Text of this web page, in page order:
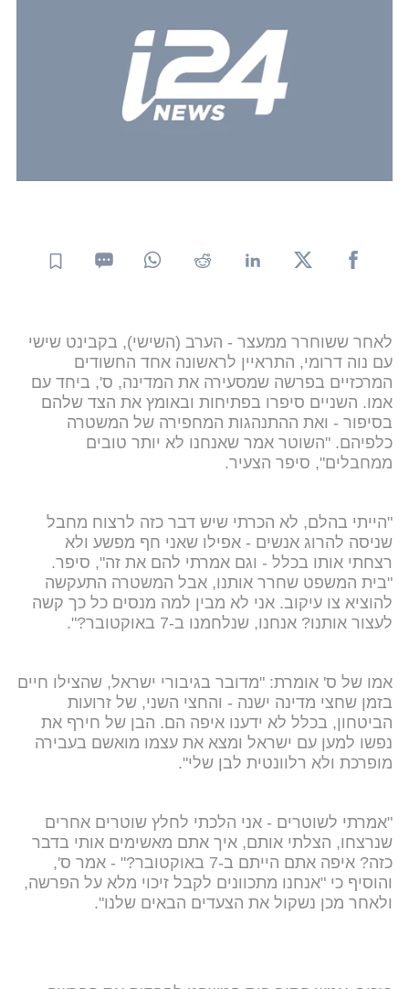
לאחר ששוחרר ממעצר - הערב (השישי), בקבינט שישי
עם נוה דרומי, התראיין לראשונה אחד החשודים
המרכזיים בפרשה שמסעירה את המדינה, ס', ביחד עם
אמו. השניים סיפרו בפתיחות ובאומץ את הצד שלהם
בסיפור - ואת ההתנהגות המחפירה של המשטרה
כלפיהם. "השוטר אמר שאנחנו לא יותר טובים
ממחבלים", סיפר הצעיר.
"הייתי בהלם, לא הכרתי שיש דבר כזה לרצוח מחבל
שניסה להרוג אנשים - אפילו שאני חף מפשע ולא
רצחתי אותו בכלל - וגם אמרתי להם את זה", סיפר.
"בית המשפט שחרר אותנו, אבל המשטרה התעקשה
להוציא צו עיקוב. אני לא מבין למה מנסים כל כך קשה
לעצור אותנו? אנחנו, שנלחמנו ב-7 באוקטובר?".
אמו של ס' אומרת: "מדובר בגיבורי ישראל, שהצילו חיים
בזמן שחצי מדינה ישנה - והחצי השני, של זרועות
הביטחון, בכלל לא ידענו איפה הם. הבן של חירף את
נפשו למען עם ישראל ומצא את עצמו מואשם בעבירה
מופרכת ולא רלוונטית לבן שלי".
"אמרתי לשוטרים - אני הלכתי לחלץ שוטרים אחרים
שנרצחו, הצלתי אותם, איך אתם מאשימים אותי בדבר
כזה? איפה אתם הייתם ב-7 באוקטובר?" - אמר ס',
והוסיף כי "אנחנו מתכוונים לקבל זיכוי מלא על הפרשה,
ולאחר מכן נשקול את הצעדים הבאים שלנו".